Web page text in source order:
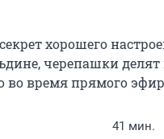
хорошего
черепашки
во время прямого
41 мин.